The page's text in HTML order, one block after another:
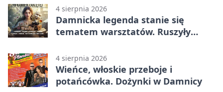
4 sierpnia 2026
Damnicka legenda stanie się
tematem warsztatów. Ruszyły
4 sierpnia 2026
Wieńce, włoskie przeboje i
potańcówka. Dożynki w Damnicy